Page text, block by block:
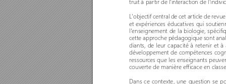
truit à partir de l'interaction de
L'objectif central de cet article de
et expériences éducatives qui
l'enseignement de la biologie,
cette approche pédagogique sont
diants, de leur capacité à retenir et à
développement de compétences
ressources que les enseignants
couverte de manière efficace en
Dans ce contexte, une question se